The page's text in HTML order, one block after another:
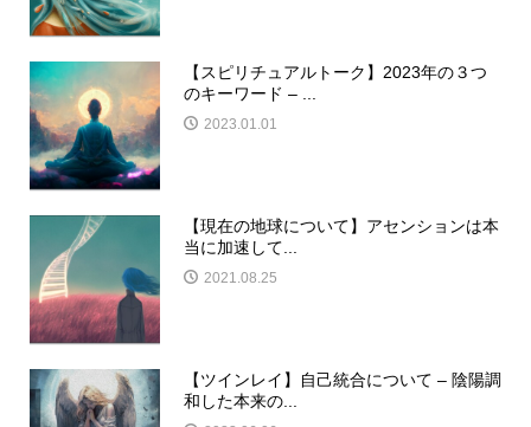
【スピリチュアルトーク】2023年の３つ
のキーワード – ...
2023.01.01
【現在の地球について】アセンションは本
当に加速して...
2021.08.25
【ツインレイ】自己統合について – 陰陽調
和した本来の...